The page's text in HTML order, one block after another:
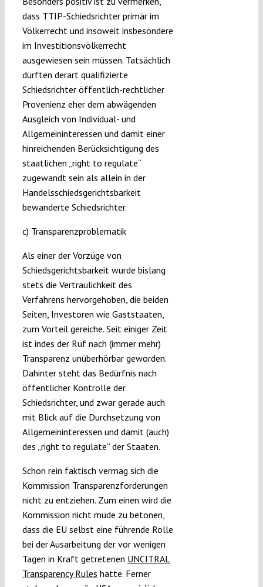
dass TTIP-Schiedsrichter primär im
Völkerrecht und insoweit insbesondere
im Investitionsvölkerrecht
ausgewiesen sein müssen. Tatsächlich
dürften derart qualifizierte
Schiedsrichter öffentlich-rechtlicher
Provenienz eher dem abwägenden
Ausgleich von Individual- und
Allgemeininteressen und damit einer
hinreichenden Berücksichtigung des
staatlichen „right to regulate“
zugewandt sein als allein in der
Handelsschiedsgerichtsbarkeit
bewanderte Schiedsrichter.
c) Transparenzproblematik
Als einer der Vorzüge von
Schiedsgerichtsbarkeit wurde bislang
stets die Vertraulichkeit des
Verfahrens hervorgehoben, die beiden
Seiten, Investoren wie Gaststaaten,
zum Vorteil gereiche. Seit einiger Zeit
ist indes der Ruf nach (immer mehr)
Transparenz unüberhörbar geworden.
Dahinter steht das Bedürfnis nach
öffentlicher Kontrolle der
Schiedsrichter, und zwar gerade auch
mit Blick auf die Durchsetzung von
Allgemeininteressen und damit (auch)
des „right to regulate“ der Staaten.
Schon rein faktisch vermag sich die
Kommission Transparenzforderungen
nicht zu entziehen. Zum einen wird die
Kommission nicht müde zu betonen,
dass die EU selbst eine führende Rolle
bei der Ausarbeitung der vor wenigen
Tagen in Kraft getretenen UNCITRAL
Transparency Rules hatte. Ferner